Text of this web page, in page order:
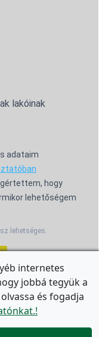
lakóinak
adataim
hogy
lehetőségem
lehetséges.
internetes
jobbá tegyük a
és fogadja